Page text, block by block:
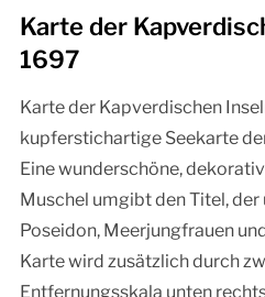
Karte der
1697
Karte der Kapverdischen
kupferstichartige Seekarte
Eine wunderschöne,
Muschel umgibt den Titel, der
Poseidon, Meerjungfrauen
Karte wird zusätzlich durch
Entfernungsskala unten